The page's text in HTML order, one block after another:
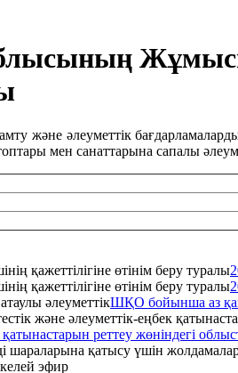
әлеуметтік бағдарламаларды
мен санаттарына сапалы
ШҚО бойынша аз
қатынастарын реттеу жөніндегі